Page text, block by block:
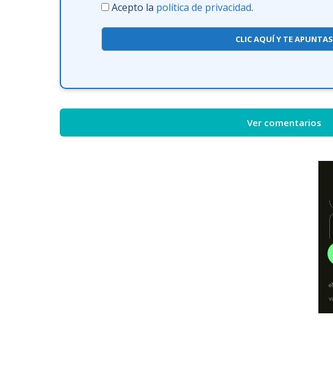
Acepto la política de privacidad.
CLIC AQUÍ Y TE APUNTAS
Ver comentarios